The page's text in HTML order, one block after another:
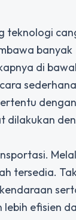
teknologi
banyak
di
dengan
dilakukan
tersedia.
efisien